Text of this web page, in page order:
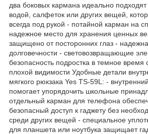
два боковых кармана идеально
водой, салфеток или других вещей,
всегда под рукой - потайной карман на
надежное место для хранения ценных
защищено от посторонних глаз -
долговечности - световозвращающие
безопасность подростка в темное время
плохой видимости Удобные детали
мягкого рюкзака Yes TS-59L: -
помогает упорядочить школьные
отдельный карман для телефона
безопасный доступ к гаджету без
среди других вещей - специальное
для планшета или ноутбука защищает